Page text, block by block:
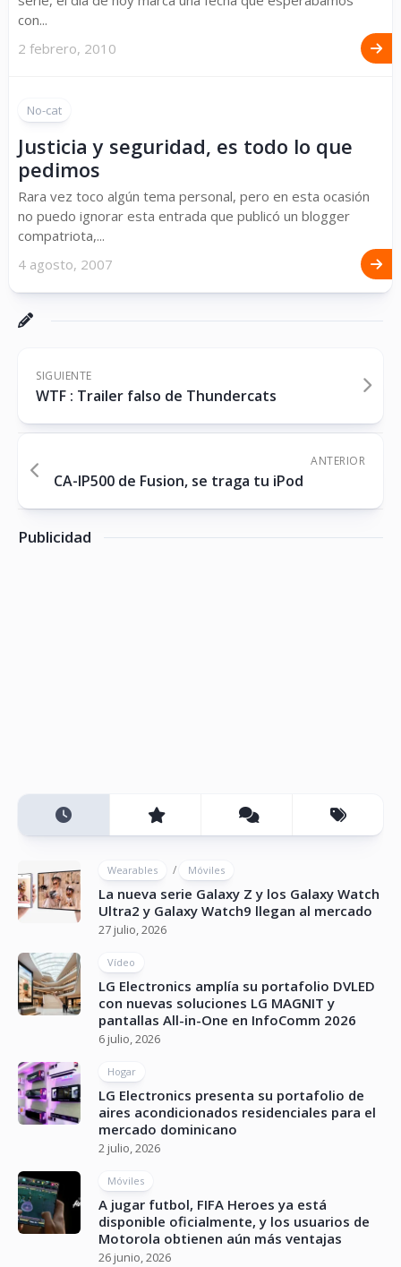
con...
2 febrero, 2010
No-cat
Justicia y seguridad, es todo lo que
pedimos
Rara vez toco algún tema personal, pero en esta ocasión
no puedo ignorar esta entrada que publicó un blogger
compatriota,...
4 agosto, 2007
SIGUIENTE
WTF : Trailer falso de Thundercats
ANTERIOR
CA-IP500 de Fusion, se traga tu iPod
Publicidad
Wearables / Móviles
La nueva serie Galaxy Z y los Galaxy Watch
Ultra2 y Galaxy Watch9 llegan al mercado
27 julio, 2026
Vídeo
LG Electronics amplía su portafolio DVLED
con nuevas soluciones LG MAGNIT y
pantallas All-in-One en InfoComm 2026
6 julio, 2026
Hogar
LG Electronics presenta su portafolio de
aires acondicionados residenciales para el
mercado dominicano
2 julio, 2026
Móviles
A jugar futbol, FIFA Heroes ya está
disponible oficialmente, y los usuarios de
Motorola obtienen aún más ventajas
26 junio, 2026